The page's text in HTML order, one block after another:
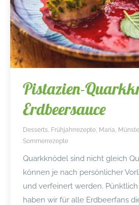
Pistazien-
Erdbeersauce
Desserts Frühjahrrezepte Maria
Sommerrezepte
Quarkknödel sind nicht gleich
können je nach persönlicher
und verfeinert werden. Pünktlich
haben wir für alle Erdbeerfans